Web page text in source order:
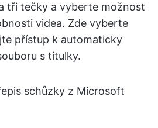
tři tečky a vyberte možnost
videa. Zde vyberte
přístup k automaticky
s titulky.
schůzky z Microsoft